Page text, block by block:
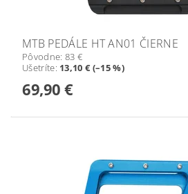
MTB PEDÁLE HT AN01 ČIERNE
Pôvodne: 83 €
Ušetríte: 13,10 € (–15 %)
69,90 €